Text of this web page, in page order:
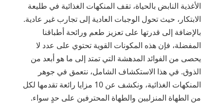
الأغذية النابض بالحياة، تقف المنكهات الغذائية في طليعة
الابتكار، حيث تحول الوجبات العادية إلى تجارب غير عادية.
بالإضافة إلى قدرتها على تعزيز طعم ورائحة أطباقنا
المفضلة، فإن هذه المكونات القوية تحتوي على عدد لا
يحصى من الفوائد المدهشة التي تمتد إلى ما هو أبعد من
الذوق. في هذا الاستكشاف الشامل، نتعمق في جوهر
المنكهات الغذائية، ونكشف عن 10 مزايا رائعة تقدمها لكل
من الطهاة المنزليين والطهاة المحترفين على حدٍ سواء.